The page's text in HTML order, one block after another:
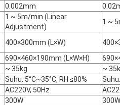
0.002mm
1 ~ 5m/min (Linear
Adjustment)
1 ~
400×300mm (L×W)
690×460×190mm (L×W×H)
~ 35kg
~
Suhu: 5°C~35°C, RH ≤80%
AC220V, 50Hz
300W
300W